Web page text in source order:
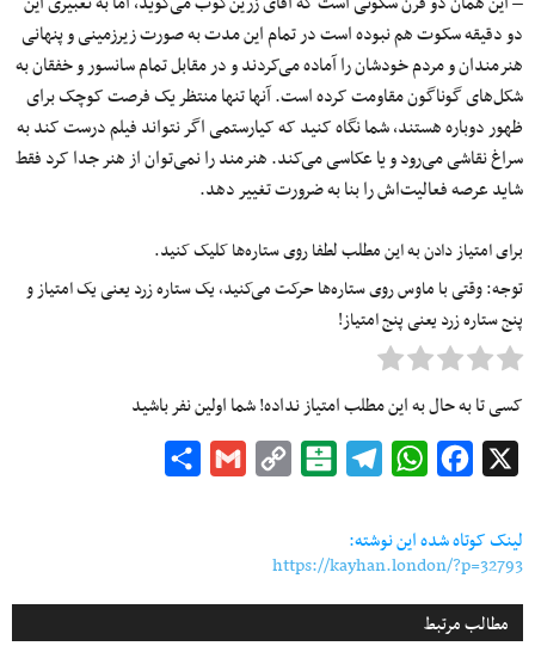
دو دقیقه سکوت هم نبوده است در تمام این مدت به صورت زیرزمینی و پنهانی
هنرمندان و مردم خودشان را آماده می‌کردند و در مقابل تمام سانسور و خفقان به
شکل‌های گوناگون مقاومت کرده است. آنها تنها منتظر یک فرصت کوچک برای
ظهور دوباره هستند، شما نگاه کنید که کیارستمی اگر نتواند فیلم درست کند به
سراغ نقاشی می‌رود و یا عکاسی می‌کند. هنرمند را نمی‌توان از هنر جدا کرد فقط
شاید عرصه فعالیت‌اش را بنا به ضرورت تغییر دهد.
برای امتیاز دادن به این مطلب لطفا روی ستاره‌ها کلیک کنید.
توجه: وقتی با ماوس روی ستاره‌ها حرکت می‌کنید، یک ستاره زرد یعنی یک امتیاز و
پنج ستاره زرد یعنی پنج امتیاز!
کسی تا به حال به این مطلب امتیاز نداده! شما اولین نفر باشید
Facebook
WhatsApp
Telegram
Balatarin
Copy
Gmail
لینک کوتاه شده این نوشته:
https://kayhan.london/?p=32793
مطالب مرتبط